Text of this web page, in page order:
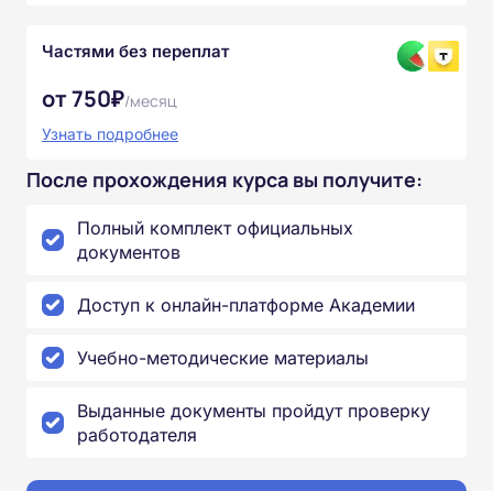
Частями без переплат
от 750₽/месяц
Узнать подробнее
После прохождения курса вы получите:
Полный комплект официальных
документов
Доступ к онлайн-платформе Академии
Учебно-методические материалы
Выданные документы пройдут проверку
работодателя